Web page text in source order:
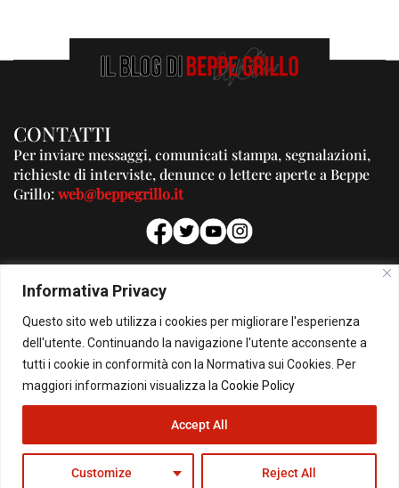
Informativa Privacy
Questo sito web utilizza i cookies per migliorare l'esperienza
dell'utente. Continuando la navigazione l'utente acconsente a
tutti i cookie in conformità con la Normativa sui Cookies. Per
maggiori informazioni visualizza la Cookie Policy
Customize Reject All
Accept All
CONTATTI
Per inviare messaggi, comunicati stampa, segnalazioni,
richieste di interviste, denunce o lettere aperte a Beppe
Grillo:web@beppegrillo.it
PUBBLICITA'
Per la tua pubblicità su questo Blog:
pubblicita@beppegrillo.it
© Copyright 2026 - Il Blog di Beppe Grillo. All Rights Reserved - Powered by
happygrafic.com